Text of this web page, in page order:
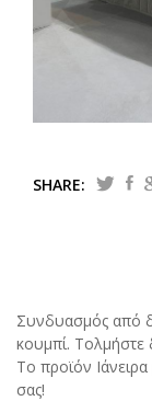
SHARE:
Συνδυασμός από
κουμπί. Τολμήστε
Το προϊόν
σας!
Tailor made
Πελοπόννησος